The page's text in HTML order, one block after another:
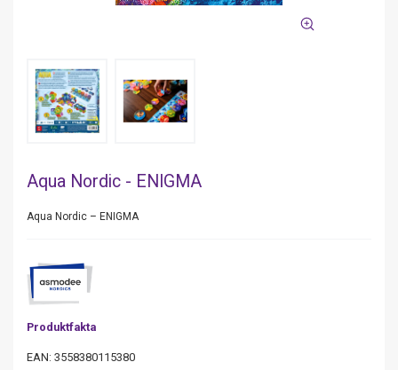
Aqua Nordic - ENIGMA
Aqua Nordic – ENIGMA
Produktfakta
EAN: 3558380115380